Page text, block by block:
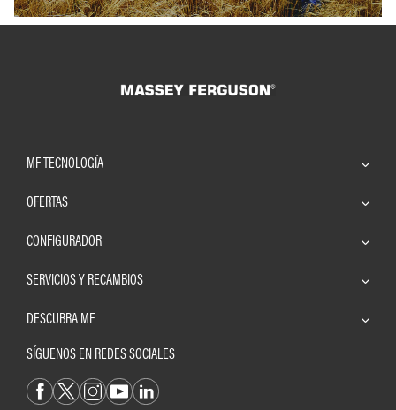
MF TECNOLOGÍA
OFERTAS
CONFIGURADOR
SERVICIOS Y RECAMBIOS
DESCUBRA MF
SÍGUENOS EN REDES SOCIALES